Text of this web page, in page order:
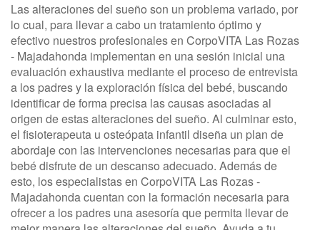
Las alteraciones del sueño son un problema variado, por
lo cual, para llevar a cabo un tratamiento óptimo y
efectivo nuestros profesionales en CorpoVITA Las Rozas
- Majadahonda implementan en una sesión inicial una
evaluación exhaustiva mediante el proceso de entrevista
a los padres y la exploración física del bebé, buscando
identificar de forma precisa las causas asociadas al
origen de estas alteraciones del sueño. Al culminar esto,
el fisioterapeuta u osteópata infantil diseña un plan de
abordaje con las intervenciones necesarias para que el
bebé disfrute de un descanso adecuado. Además de
esto, los especialistas en CorpoVITA Las Rozas -
Majadahonda cuentan con la formación necesaria para
ofrecer a los padres una asesoría que permita llevar de